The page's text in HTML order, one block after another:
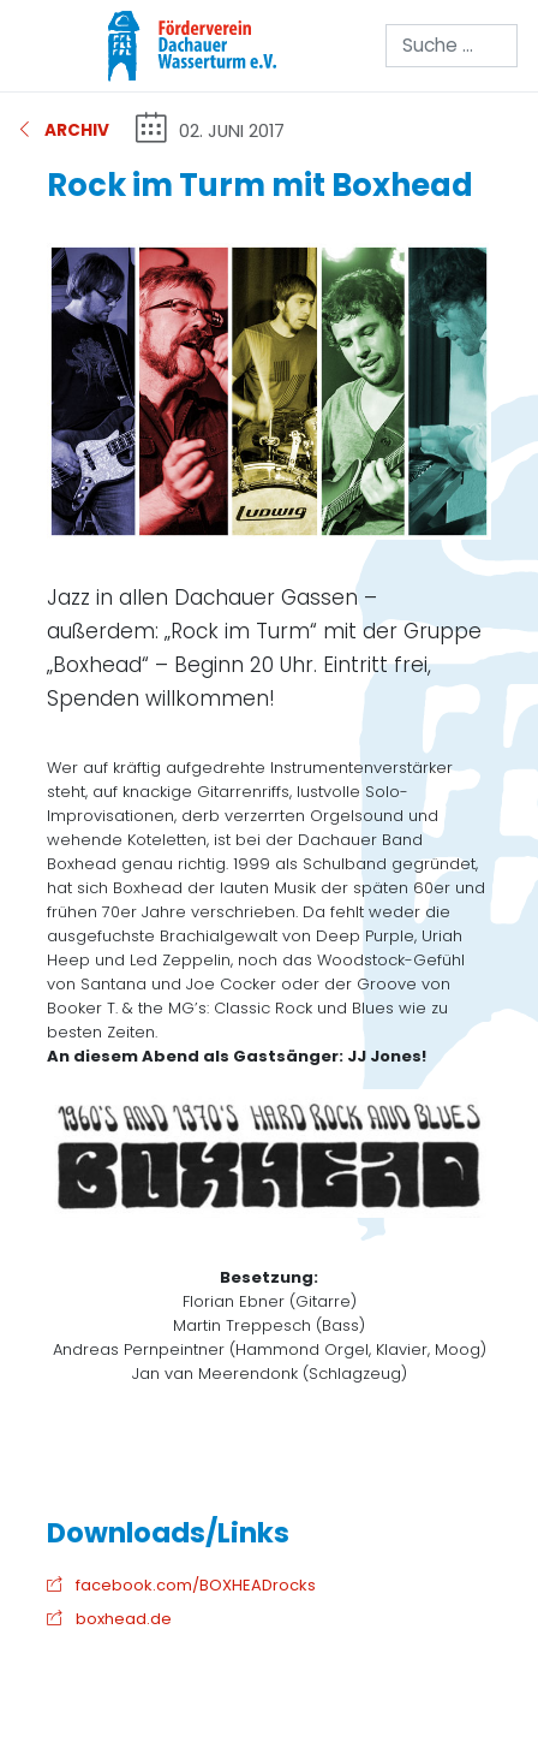
Suchen
ARCHIV 02. JUNI 2017
Rock im Turm mit Boxhead
Jazz in allen Dachauer Gassen –
außerdem: „Rock im Turm“ mit der Gruppe
„Boxhead“ – Beginn 20 Uhr. Eintritt frei,
Spenden willkommen!
Wer auf kräftig aufgedrehte Instrumentenverstärker
steht, auf knackige Gitarrenriffs, lustvolle Solo-
Improvisationen, derb verzerrten Orgelsound und
wehende Koteletten, ist bei der Dachauer Band
Boxhead genau richtig. 1999 als Schulband gegründet,
hat sich Boxhead der lauten Musik der späten 60er und
frühen 70er Jahre verschrieben. Da fehlt weder die
ausgefuchste Brachialgewalt von Deep Purple, Uriah
Heep und Led Zeppelin, noch das Woodstock-Gefühl
von Santana und Joe Cocker oder der Groove von
Booker T. & the MG’s: Classic Rock und Blues wie zu
besten Zeiten.
An diesem Abend als Gastsänger: JJ Jones!
Besetzung:
Florian Ebner (Gitarre)
Martin Treppesch (Bass)
Andreas Pernpeintner (Hammond Orgel, Klavier, Moog)
Jan van Meerendonk (Schlagzeug)
facebook.com/BOXHEADrocks
boxhead.de